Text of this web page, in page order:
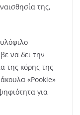
της,
να δει την
της κόρης της
«Pookie»
για